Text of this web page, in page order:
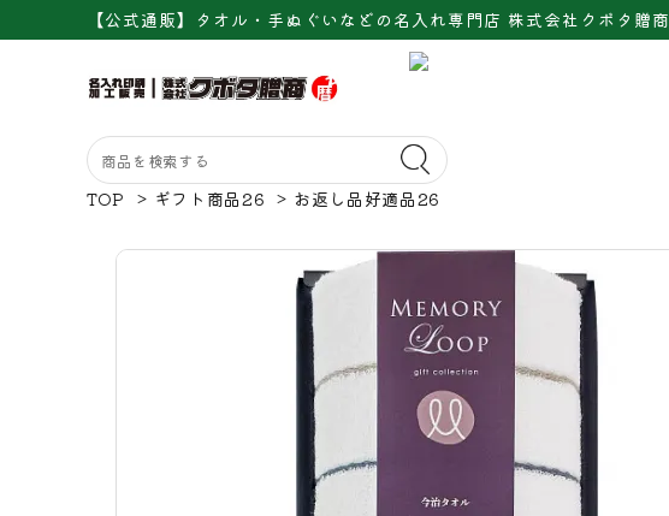
【公式通販】タオル・手ぬぐいなどの名入れ専門店 株式会社クボタ贈商
TOP > ギフト商品26 > お返し品好適品26